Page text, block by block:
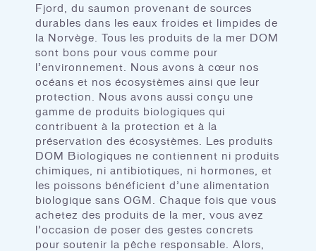
Fjord, du saumon provenant de sources
durables dans les eaux froides et limpides de
la Norvège. Tous les produits de la mer DOM
sont bons pour vous comme pour
l’environnement. Nous avons à cœur nos
océans et nos écosystèmes ainsi que leur
protection. Nous avons aussi conçu une
gamme de produits biologiques qui
contribuent à la protection et à la
préservation des écosystèmes. Les produits
DOM Biologiques ne contiennent ni produits
chimiques, ni antibiotiques, ni hormones, et
les poissons bénéficient d’une alimentation
biologique sans OGM. Chaque fois que vous
achetez des produits de la mer, vous avez
l’occasion de poser des gestes concrets
pour soutenir la pêche responsable. Alors,